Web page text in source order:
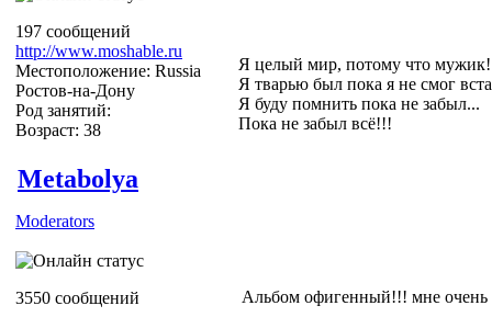
197 сообщений
http://www.moshable.ru
Местоположение: Russia
Ростов-на-Дону
Род занятий:
Возраст: 38
Я целый мир, потому что мужик!
Я тварью был пока я не смог
Я буду помнить пока не забыл...
Пока не забыл всё!!!
Metabolya
Moderators
3550 сообщений Альбом офигенный!!! мне очень